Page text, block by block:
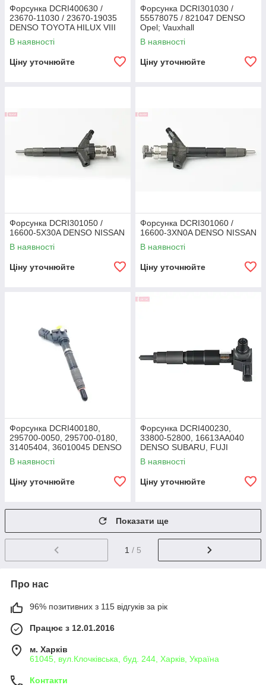
Форсунка DCRI400630 /
23670-11030 / 23670-19035
DENSO TOYOTA HILUX VIII
1GD-FTV
В наявності
Ціну уточнюйте
Форсунка DCRI301030 /
55578075 / 821047 DENSO
Opel; Vauxhall
В наявності
Ціну уточнюйте
Форсунка DCRI301050 /
16600-5X30A DENSO NISSAN
В наявності
Ціну уточнюйте
Форсунка DCRI301060 /
16600-3XN0A DENSO NISSAN
В наявності
Ціну уточнюйте
Форсунка DCRI400180,
295700-0050, 295700-0180,
31405404, 36010045 DENSO
VOLVO
В наявності
Ціну уточнюйте
Форсунка DCRI400230,
33800-52800, 16613AA040
DENSO SUBARU, FUJI
HEAVY
В наявності
Ціну уточнюйте
Показати ще
1 / 5
Про нас
96% позитивних з 115 відгуків за рік
Працює з 12.01.2016
м. Харків
61045, вул.Клочківська, буд. 244, Харків, Україна
Контакти